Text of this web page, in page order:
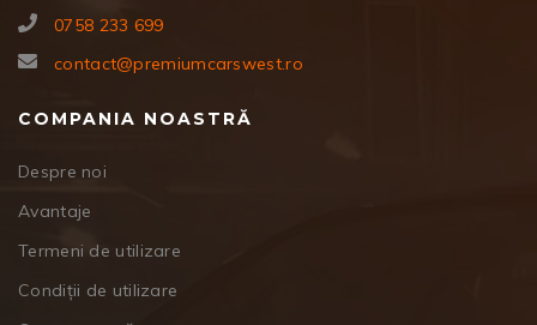
0758 233 699
contact@premiumcarswest.ro
COMPANIA NOASTRĂ
Despre noi
Avantaje
Termeni de utilizare
Condiții de utilizare